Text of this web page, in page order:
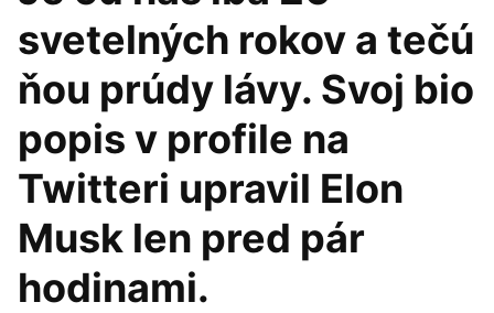
svetelných rokov a tečú
ňou prúdy lávy. Svoj bio
popis v profile na
Twitteri upravil Elon
Musk len pred pár
hodinami.